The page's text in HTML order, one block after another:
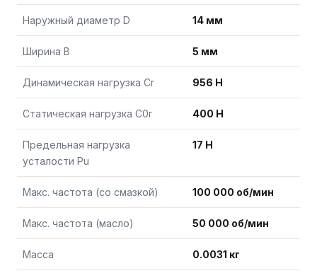
Наружный диаметр D 14 мм
Ширина B 5 мм
Динамическая нагрузка Cr 956 Н
Статическая нагрузка C0r 400 Н
Предельная нагрузка
усталости Pu
17 Н
Макс. частота (со смазкой) 100 000 об/мин
Макс. частота (масло) 50 000 об/мин
Масса 0.0031 кг